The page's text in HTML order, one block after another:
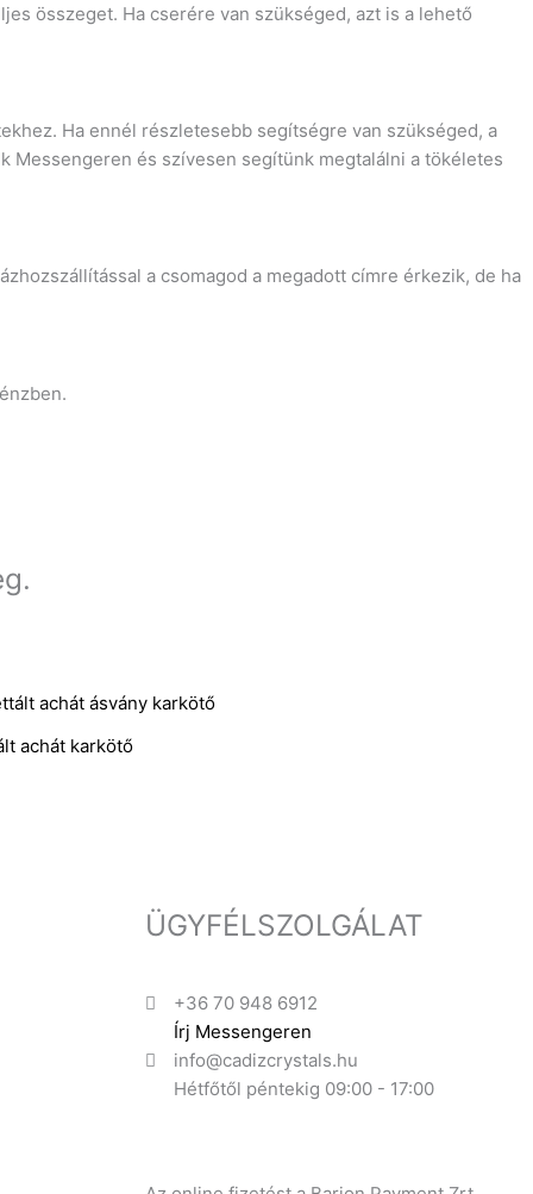
összeget. Ha cserére van szükséged, azt is a lehető
Ha ennél részletesebb segítségre van szükséged, a
és szívesen segítünk megtalálni a tökéletes
a csomagod a megadott címre érkezik, de ha
achát karkötő
ÜGYFÉLSZOLGÁLAT
+36 70 948 6912
Írj Messengeren
info@cadizcrystals.hu
Hétfőtől péntekig 09:00 - 17:00